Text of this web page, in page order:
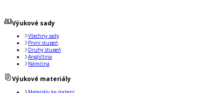
Výukové sady
Všechny sady
První stupeň
Druhý stupeň
Angličtina
Němčina
Výukové materiály